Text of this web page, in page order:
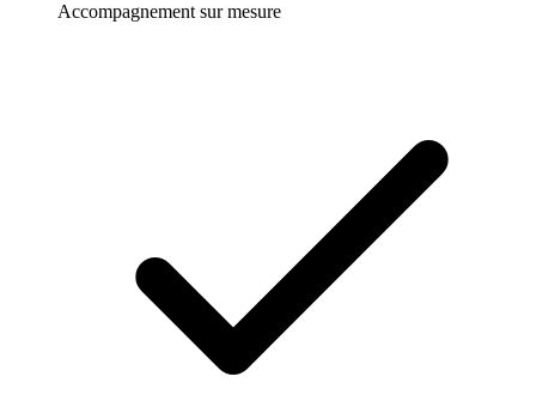
Accompagnement sur mesure